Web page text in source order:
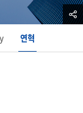
연혁